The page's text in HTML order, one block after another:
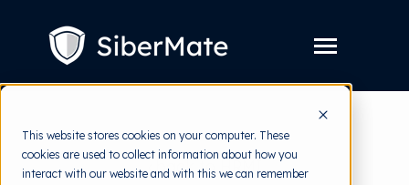
This website stores cookies on your computer. These
cookies are used to collect information about how you
interact with our website and with this we can remember
Toggle
Layanan
children
for
Layanan
Harga back to HRMI